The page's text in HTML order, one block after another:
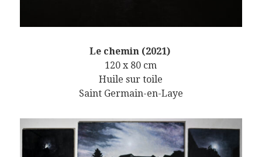
Le chemin (2021)
120 x 80 cm
Huile sur toile
Saint Germain-en-Laye